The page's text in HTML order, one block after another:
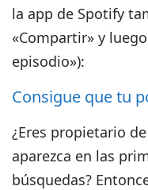
la app de Spotify
«Compartir» y
episodio»):
Consigue que tu
¿Eres propietario
aparezca en las
búsquedas?